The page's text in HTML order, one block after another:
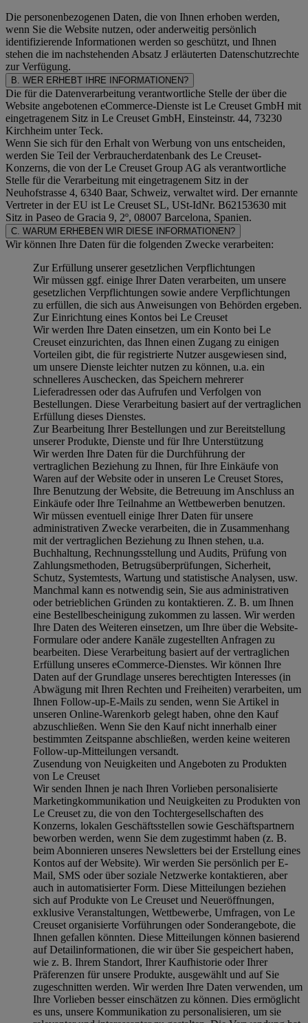
Die personenbezogenen Daten, die von Ihnen erhoben werden,
wenn Sie die Website nutzen, oder anderweitig persönlich
identifizierende Informationen werden so geschützt, und Ihnen
stehen die im nachstehenden Absatz J erläuterten Datenschutzrechte
zur Verfügung.
B. WER ERHEBT IHRE INFORMATIONEN?
Die für die Datenverarbeitung verantwortliche Stelle der über die
Website angebotenen eCommerce-Dienste ist Le Creuset GmbH mit
eingetragenem Sitz in Le Creuset GmbH, Einsteinstr. 44, 73230
Kirchheim unter Teck.
Wenn Sie sich für den Erhalt von Werbung von uns entscheiden,
werden Sie Teil der Verbraucherdatenbank des Le Creuset-
Konzerns, die von der Le Creuset Group AG als verantwortliche
Stelle für die Verarbeitung mit eingetragenem Sitz in der
Neuhofstrasse 4, 6340 Baar, Schweiz, verwaltet wird. Der ernannte
Vertreter in der EU ist Le Creuset SL, USt-IdNr. B62153630 mit
Sitz in Paseo de Gracia 9, 2º, 08007 Barcelona, Spanien.
C. WARUM ERHEBEN WIR DIESE INFORMATIONEN?
Wir können Ihre Daten für die folgenden Zwecke verarbeiten:
Zur Erfüllung unserer gesetzlichen Verpflichtungen
Wir müssen ggf. einige Ihrer Daten verarbeiten, um unsere
gesetzlichen Verpflichtungen sowie andere Verpflichtungen
zu erfüllen, die sich aus Anweisungen von Behörden ergeben.
Zur Einrichtung eines Kontos bei Le Creuset
Wir werden Ihre Daten einsetzen, um ein Konto bei Le
Creuset einzurichten, das Ihnen einen Zugang zu einigen
Vorteilen gibt, die für registrierte Nutzer ausgewiesen sind,
um unsere Dienste leichter nutzen zu können, u.a. ein
schnelleres Auschecken, das Speichern mehrerer
Lieferadressen oder das Aufrufen und Verfolgen von
Bestellungen. Diese Verarbeitung basiert auf der vertraglichen
Erfüllung dieses Dienstes.
Zur Bearbeitung Ihrer Bestellungen und zur Bereitstellung
unserer Produkte, Dienste und für Ihre Unterstützung
Wir werden Ihre Daten für die Durchführung der
vertraglichen Beziehung zu Ihnen, für Ihre Einkäufe von
Waren auf der Website oder in unseren Le Creuset Stores,
Ihre Benutzung der Website, die Betreuung im Anschluss an
Einkäufe oder Ihre Teilnahme an Wettbewerben benutzen.
Wir müssen eventuell einige Ihrer Daten für unsere
administrativen Zwecke verarbeiten, die in Zusammenhang
mit der vertraglichen Beziehung zu Ihnen stehen, u.a.
Buchhaltung, Rechnungsstellung und Audits, Prüfung von
Zahlungsmethoden, Betrugsüberprüfungen, Sicherheit,
Schutz, Systemtests, Wartung und statistische Analysen, usw.
Manchmal kann es notwendig sein, Sie aus administrativen
oder betrieblichen Gründen zu kontaktieren. Z. B. um Ihnen
eine Bestellbescheinigung zukommen zu lassen. Wir werden
Ihre Daten des Weiteren einsetzen, um Ihre über die Website-
Formulare oder andere Kanäle zugestellten Anfragen zu
bearbeiten. Diese Verarbeitung basiert auf der vertraglichen
Erfüllung unseres eCommerce-Dienstes. Wir können Ihre
Daten auf der Grundlage unseres berechtigten Interesses (in
Abwägung mit Ihren Rechten und Freiheiten) verarbeiten, um
Ihnen Follow-up-E-Mails zu senden, wenn Sie Artikel in
unseren Online-Warenkorb gelegt haben, ohne den Kauf
abzuschließen. Wenn Sie den Kauf nicht innerhalb einer
bestimmten Zeitspanne abschließen, werden keine weiteren
Follow-up-Mitteilungen versandt.
Zusendung von Neuigkeiten und Angeboten zu Produkten
von Le Creuset
Wir senden Ihnen je nach Ihren Vorlieben personalisierte
Marketingkommunikation und Neuigkeiten zu Produkten von
Le Creuset zu, die von den Tochtergesellschaften des
Konzerns, lokalen Geschäftsstellen sowie Geschäftspartnern
beworben werden, wenn Sie dem zugestimmt haben (z. B.
beim Abonnieren unseres Newsletters bei der Erstellung eines
Kontos auf der Website). Wir werden Sie persönlich per E-
Mail, SMS oder über soziale Netzwerke kontaktieren, aber
auch in automatisierter Form. Diese Mitteilungen beziehen
sich auf Produkte von Le Creuset und Neueröffnungen,
exklusive Veranstaltungen, Wettbewerbe, Umfragen, von Le
Creuset organisierte Vorführungen oder Sonderangebote, die
Ihnen gefallen könnten. Diese Mitteilungen können basierend
auf Detailinformationen, die wir über Sie gespeichert haben,
wie z. B. Ihrem Standort, Ihrer Kaufhistorie oder Ihrer
Präferenzen für unsere Produkte, ausgewählt und auf Sie
zugeschnitten werden. Wir werden Ihre Daten verwenden, um
Ihre Vorlieben besser einschätzen zu können. Dies ermöglicht
es uns, unsere Kommunikation zu personalisieren, um sie